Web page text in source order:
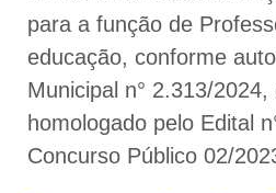
para a função de
educação, conforme
Municipal n° 2.313/
homologado pelo Edital
Concurso Público 02/